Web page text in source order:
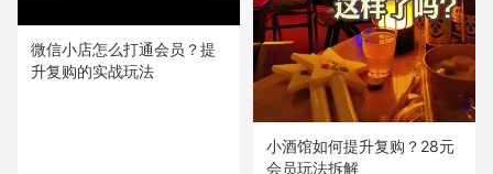
微信小店怎么打通会员？提
升复购的实战玩法
小酒馆如何提升复购？28元
会员玩法拆解